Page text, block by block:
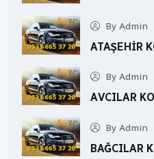
By Admin
ATAŞEHIR
By Admin
AVCILAR
By Admin
BAĞCILAR